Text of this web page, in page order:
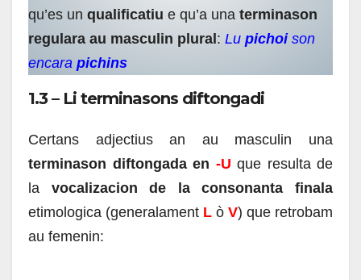
qu’es un qualificatiu e qu’a una terminason
regulara au masculin plural : Lu pichoison
encara pichins
1.3 – Li terminasons diftongadi
Certans adjectius an au masculin una
terminason diftongada en -U que resulta de
la vocalizacion de la consonanta finala
etimologica (generalament L ò V) que retrobam
au femenin: